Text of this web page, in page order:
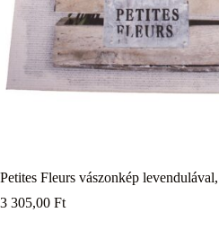
Petites Fleurs vászonkép
3 305,00 Ft